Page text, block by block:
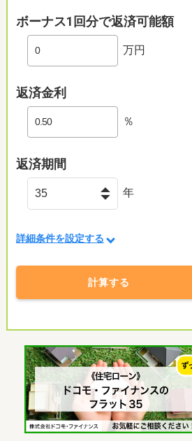
ボーナス1回分で返済可能額
万円
返済金利
％
返済期間
年
詳細条件を設定する
計算する